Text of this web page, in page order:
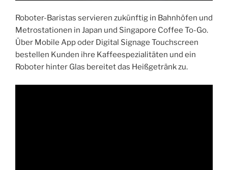
Roboter-Baristas servieren zukünftig in Bahnhöfen und
Metrostationen in Japan und Singapore Coffee To-Go.
Über Mobile App oder Digital Signage Touchscreen
bestellen Kunden ihre Kaffeespezialitäten und ein
Roboter hinter Glas bereitet das Heißgetränk zu.